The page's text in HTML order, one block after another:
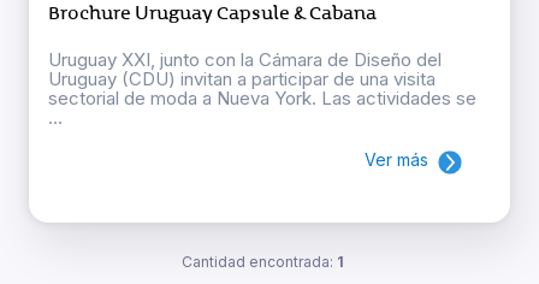
Brochure Uruguay Capsule & Cabana
Uruguay XXI, junto con la Cámara de Diseño del
Uruguay (CDU) invitan a participar de una visita
sectorial de moda a Nueva York. Las actividades se
...
Ver más
Cantidad encontrada: 1